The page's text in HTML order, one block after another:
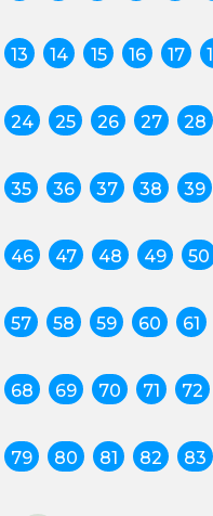
13 14 15 16 17
24 25 26 27 28
35 36 37 38 39
46 47 48 49 50
57 58 59 60 61
68 69 70 71 72
79 80 81 82 83